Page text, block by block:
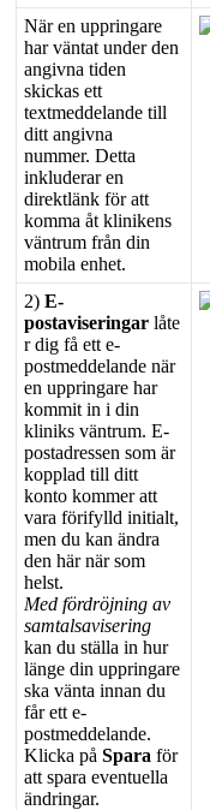
När en uppringare
har väntat under den
angivna tiden
skickas ett
textmeddelande till
ditt angivna
nummer. Detta
inkluderar en
direktlänk för att
komma åt klinikens
väntrum från din
mobila enhet.
2) E-
postaviseringar låte
r dig få ett e-
postmeddelande när
en uppringare har
kommit in i din
kliniks väntrum. E-
postadressen som är
kopplad till ditt
konto kommer att
vara förifylld initialt,
men du kan ändra
den här när som
helst.
Med fördröjning av
samtalsavisering
kan du ställa in hur
länge din uppringare
ska vänta innan du
får ett e-
postmeddelande.
Klicka på Spara för
att spara eventuella
ändringar.